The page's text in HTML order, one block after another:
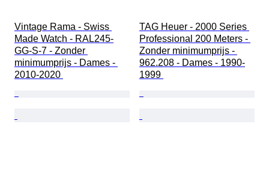
Vintage Rama - Swiss
Made Watch - RAL245-
GG-S-7 - Zonder
minimumprijs - Dames -
2010-2020
TAG Heuer - 2000 Series
Professional 200 Meters -
Zonder minimumprijs -
962.208 - Dames - 1990-
1999